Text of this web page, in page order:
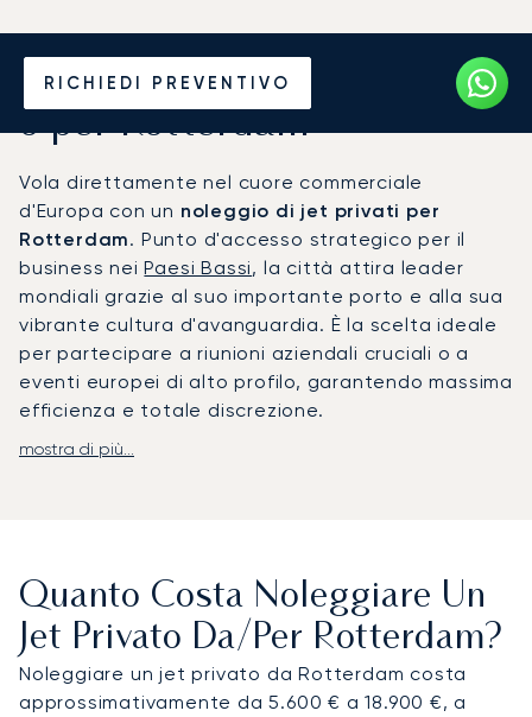
RICHIEDI PREVENTIVO
Noleggia un Jet Privato da
o per Rotterdam
Vola direttamente nel cuore commerciale
d'Europa con un noleggio di jet privati per
Rotterdam. Punto d'accesso strategico per il
business neiPaesi Bassi, la città attira leader
mondiali grazie al suo importante porto e alla sua
vibrante cultura d'avanguardia. È la scelta ideale
per partecipare a riunioni aziendali cruciali o a
eventi europei di alto profilo, garantendo massima
efficienza e totale discrezione.
Organizziamo ogni dettaglio in base al tuo
destinazione riposato e pronto per il tuo discorso
al Rotterdam Ahoy Convention Centre.
Siamo il primo broker di jet privati in Europa ad
aver ottenuto la prestigiosa certificazione
mostra di più...
Quanto Costa Noleggiare Un
Jet Privato Da/per Rotterdam?
Noleggiare un jet privato da Rotterdam costa
approssimativamente da 5.600 € a 18.900 €, a